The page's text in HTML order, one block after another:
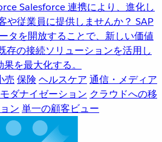
Salesforce 連携により、進化し
や従業員に提供しませんか？ SAP
タを開放することで、新しい価値
存の接続ソリューションを活用し
を最大化する。
売 保険 ヘルスケア 通信・メディア
ダナイゼーション クラウドへの移
ン 単一の顧客ビュー